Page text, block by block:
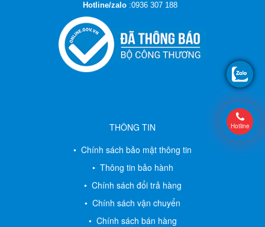
Hotline/zalo :0936 307 188
THÔNG TIN
• Chính sách bảo mật thông tin
• Thông tin bảo hành
• Chính sách đổi trả hàng
• Chính sách vận chuyển
• Chính sách bán hàng
Hotline